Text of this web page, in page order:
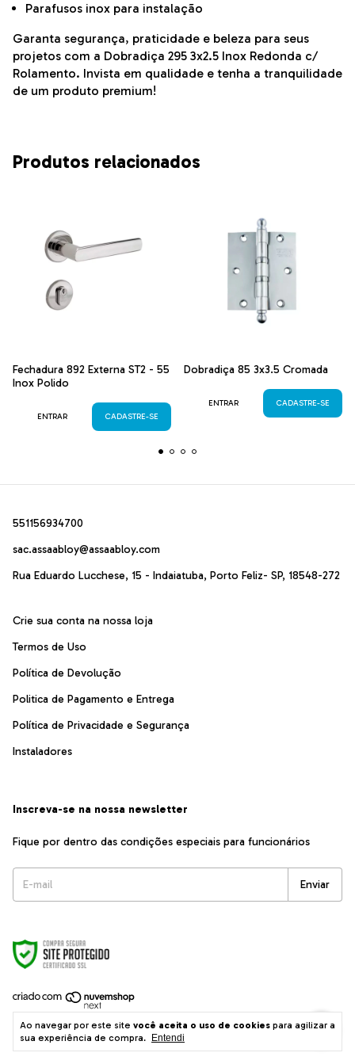
Ao navegar por este site você aceita o uso de cookies para agilizar a
sua experiência de compra.
Entendi
Parafusos inox para instalação
Garanta segurança, praticidade e beleza para seus
projetos com a Dobradiça 295 3x2.5 Inox Redonda c/
Rolamento. Invista em qualidade e tenha a tranquilidade
de um produto premium!
Produtos relacionados
Fechadura 892 Externa ST2 - 55
Inox Polido
ENTRAR CADASTRE-SE
Dobradiça 85 3x3.5 Cromada
ENTRAR CADASTRE-SE
551156934700
sac.assaabloy@assaabloy.com
Rua Eduardo Lucchese, 15 - Indaiatuba, Porto Feliz- SP, 18548-272
Crie sua conta na nossa loja
Termos de Uso
Política de Devolução
Politica de Pagamento e Entrega
Política de Privacidade e Segurança
Instaladores
Inscreva-se na nossa newsletter
Fique por dentro das condições especiais para funcionários
Copyright ASSA ABLOY BRASIL INDUSTRIA E COMERCIO LTDA -
02214604000670 - 2026. Todos os direitos reservados.